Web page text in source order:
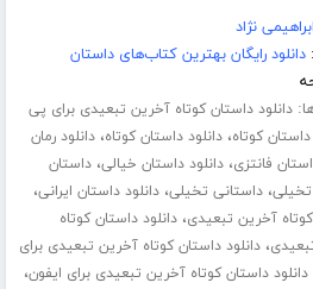
نژاد
دانلود رایگان بهترین کتاب‌های داستان
دانلود داستان کوتاه آخرین تبعیدی برای پی
داستان کوتاه،دانلود داستان کوتاه،دانلود رمان
فانتزی،دانلود داستان خیالی،داستان
تخیلی،داستانی تخیلی،دانلود داستان ایرانی،
آخرین تبعیدی،دانلود داستان کوتاه
،دانلود داستان کوتاه آخرین تبعیدی برای
دانلود داستان کوتاه آخرین تبعیدی برای ایفون،